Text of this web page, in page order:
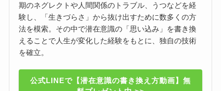
期のネグレクトや人間関係のトラブル、うつなどを経
験し、「生きづらさ」から抜け出すために数多くの方
法を模索。その中で潜在意識の「思い込み」を書き換
えることで人生が変化した経験をもとに、独自の技術
を確立。
公式LINEで【潜在意識の書き換え方動画】無